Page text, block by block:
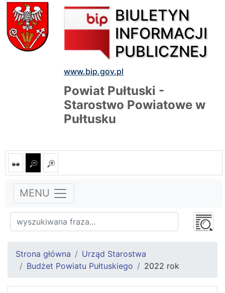
BIULETYN
INFORMACJI
PUBLICZNEJ
www.bip.gov.pl
Powiat Pułtuski -
Starostwo Powiatowe w
Pułtusku
MENU
Strona główna
Urząd Starostwa
Budżet Powiatu Pułtuskiego
2022 rok